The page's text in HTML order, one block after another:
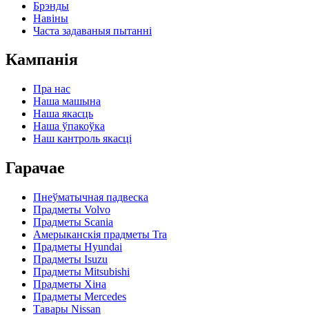
Брэнды
Навіны
Часта задаваныя пытанні
Кампанія
Пра нас
Наша машына
Наша якасць
Наша ўпакоўка
Наш кантроль якасці
Гарачае
Пнеўматычная падвеска
Прадметы Volvo
Прадметы Scania
Амерыканскія прадметы Tra
Прадметы Hyundai
Прадметы Isuzu
Прадметы Mitsubishi
Прадметы Хіна
Прадметы Mercedes
Тавары Nissan